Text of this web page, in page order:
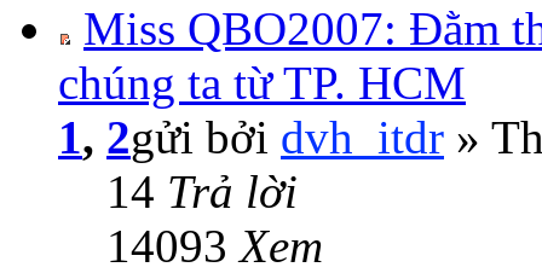
Miss QBO2007: Đằm
chúng ta từ TP. HCM
1, 2gửi bởi dvh_itdr »
14 Trả lời
14093Xem